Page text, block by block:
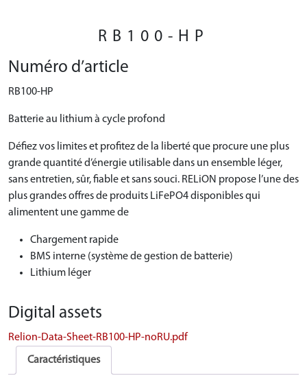
RB100-HP
Numéro d’article
RB100-HP
Batterie au lithium à cycle profond
Défiez vos limites et profitez de la liberté que procure une plus
grande quantité d’énergie utilisable dans un ensemble léger,
sans entretien, sûr, fiable et sans souci. RELiON propose l’une des
plus grandes offres de produits LiFePO4 disponibles qui
alimentent une gamme de
Chargement rapide
BMS interne (système de gestion de batterie)
Lithium léger
Digital assets
Relion-Data-Sheet-RB100-HP-noRU.pdf
Caractéristiques